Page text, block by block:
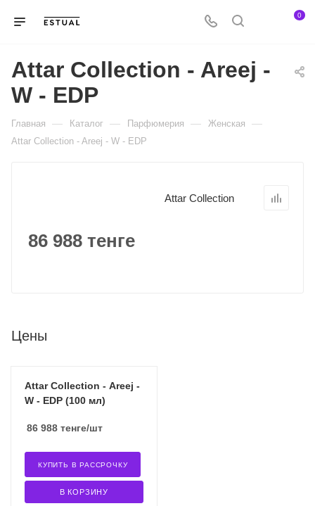
0
Attar Collection - Areej -
W - EDP
Главная — Каталог — Парфюмерия — Женская —
Attar Collection - Areej - W - EDP
Attar Collection
86 988 тенге
Цены
Attar Collection - Areej -
W - EDP (100 мл)
86 988 тенге/шт
В КОРЗИНУ
КУПИТЬ В РАССРОЧКУ